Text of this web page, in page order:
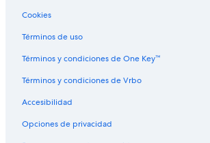
Cookies
Términos de uso
Términos y condiciones de One Key™
Términos y condiciones de Vrbo
Accesibilidad
Opciones de privacidad